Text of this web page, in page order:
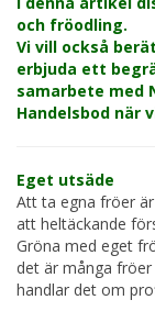
och fröodling.
Vi vill också
erbjuda ett
samarbete med
Handelsbod när
Eget utsäde
Att ta egna fröer
att heltäckande
Gröna med eget
det är många
handlar det om